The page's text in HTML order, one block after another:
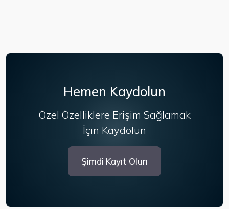
Hemen Kaydolun
Özel Özelliklere Erişim Sağlamak
İçin Kaydolun
Şimdi Kayıt Olun